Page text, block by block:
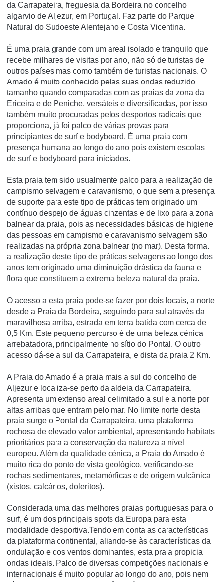
da Carrapateira, freguesia da Bordeira no concelho
algarvio de Aljezur, em Portugal. Faz parte do Parque
Natural do Sudoeste Alentejano e Costa Vicentina.
É uma praia grande com um areal isolado e tranquilo que
recebe milhares de visitas por ano, não só de turistas de
outros paí­ses mas como também de turistas nacionais. O
Amado é muito conhecido pelas suas ondas reduzido
tamanho quando comparadas com as praias da zona da
Ericeira e de Peniche, versáteis e diversificadas, por isso
também muito procuradas pelos desportos radicais que
proporciona, já foi palco de várias provas para
principiantes de surf e bodyboard. É uma praia com
presença humana ao longo do ano pois existem escolas
de surf e bodyboard para iniciados.
Esta praia tem sido usualmente palco para a realização de
campismo selvagem e caravanismo, o que sem a presença
de suporte para este tipo de práticas tem originado um
contí­nuo despejo de águas cinzentas e de lixo para a zona
balnear da praia, pois as necessidades básicas de higiene
das pessoas em campismo e caravanismo selvagem são
realizadas na própria zona balnear (no mar). Desta forma,
a realização deste tipo de práticas selvagens ao longo dos
anos tem originado uma diminuição drástica da fauna e
flora que constituem a extrema beleza natural da praia.
O acesso a esta praia pode-se fazer por dois locais, a norte
desde a Praia da Bordeira, seguindo para sul através da
maravilhosa arriba, estrada em terra batida com cerca de
0,5 Km. Este pequeno percurso é de uma beleza cénica
arrebatadora, principalmente no sí­tio do Pontal. O outro
acesso dá-se a sul da Carrapateira, e dista da praia 2 Km.
A Praia do Amado é a praia mais a sul do concelho de
Aljezur e localiza-se perto da aldeia da Carrapateira.
Apresenta um extenso areal delimitado a sul e a norte por
altas arribas que entram pelo mar. No limite norte desta
praia surge o Pontal da Carrapateira, uma plataforma
rochosa de elevado valor ambiental, apresentando habitats
prioritários para a conservação da natureza a nível
europeu. Além da qualidade cénica, a Praia do Amado é
muito rica do ponto de vista geológico, verificando-se
rochas sedimentares, metamórficas e de origem vulcânica
(xistos, calcários, doleritos).
Considerada uma das melhores praias portuguesas para o
surf, é um dos principais spots da Europa para esta
modalidade desportiva.Tendo em conta as características
da plataforma continental, aliando-se às características da
ondulação e dos ventos dominantes, esta praia propicia
ondas ideais. Palco de diversas competições nacionais e
internacionais é muito popular ao longo do ano, pois nem